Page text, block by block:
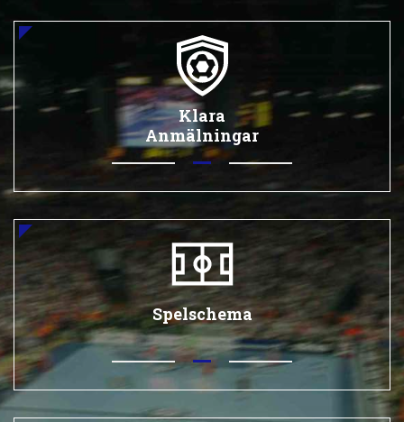
Klara
Anmälningar
Spelschema